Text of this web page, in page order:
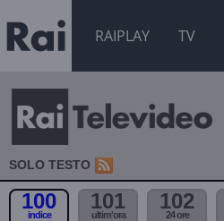
RAIPLAY TV
SOLO TESTO
100
indice
101
ultim'ora
102
24 ore